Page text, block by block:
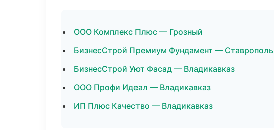
ООО Комплекс Плюс — Грозный
БизнесСтрой Премиум Фундамент — Ставрополь
БизнесСтрой Уют Фасад — Владикавказ
ООО Профи Идеал — Владикавказ
ИП Плюс Качество — Владикавказ